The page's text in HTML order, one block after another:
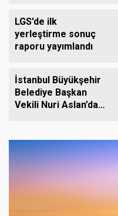
LGS’de ilk
yerleştirme sonuç
raporu yayımlandı
İstanbul Büyükşehir
Belediye Başkan
Vekili Nuri Aslan’dan